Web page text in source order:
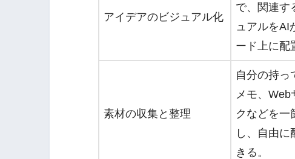
アイデアのビジュアル化
で、関連す
ュアルをAI
ード上に配
素材の収集と整理
自分の持っ
メモ、Web
クなどを一
し、自由に
きる。